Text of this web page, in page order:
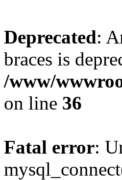
Deprecated:
braces is
/www/
on line 36
Fatal error: